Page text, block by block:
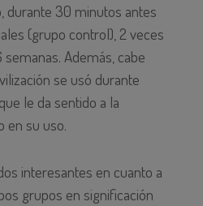
durante 30 minutos antes
(grupo control), 2 veces
Además, cabe
se usó durante
le da sentido a la
en su uso.
interesantes en cuanto a
grupos en significación